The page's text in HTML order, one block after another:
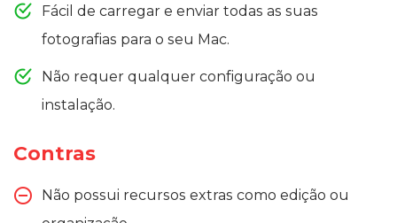
Fácil de carregar e enviar todas as suas
fotografias para o seu Mac.
Não requer qualquer configuração ou
instalação.
Contras
Não possui recursos extras como edição ou